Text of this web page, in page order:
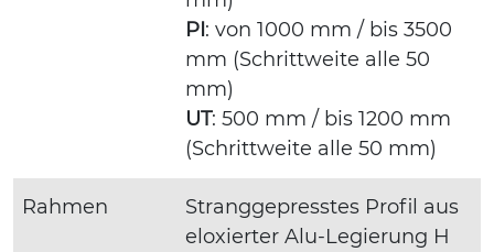
PI: von 1000 mm / bis 3500
mm (Schrittweite alle 50
mm)
UT: 500 mm / bis 1200 mm
(Schrittweite alle 50 mm)
Rahmen
Stranggepresstes Profil aus
eloxierter Alu-Legierung H